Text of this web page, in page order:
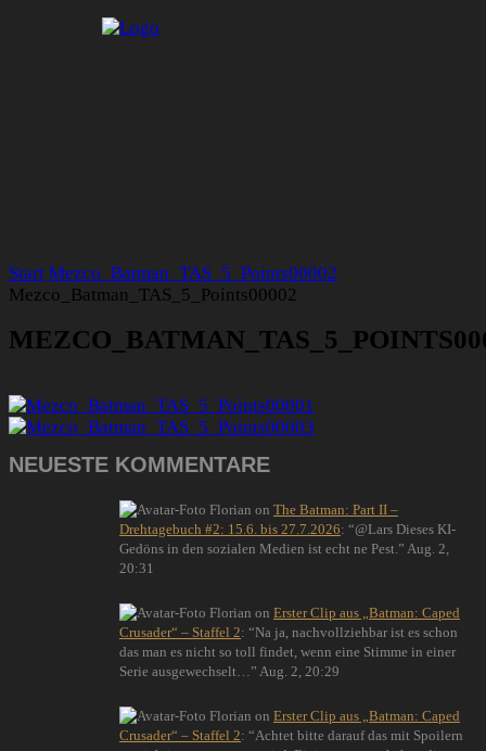
Start Mezco_Batman_TAS_5_Points00002
Mezco_Batman_TAS_5_Points00002
NEUESTE KOMMENTARE
Florian on The Batman: Part II –
Drehtagebuch #2: 15.6. bis 27.7.2026: “@Lars Dieses KI-
Gedöns in den sozialen Medien ist echt ne Pest. ” Aug. 2,
20:31
Florian on Erster Clip aus „Batman: Caped
Crusader“ – Staffel 2: “Na ja, nachvollziehbar ist es schon
das man es nicht so toll findet, wenn eine Stimme in einer
Serie ausgewechselt… ” Aug. 2, 20:29
Florian on Erster Clip aus „Batman: Caped
Crusader“ – Staffel 2: “Achtet bitte darauf das mit Spoilern